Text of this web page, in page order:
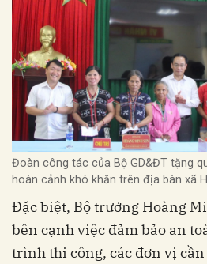
Đoàn công tác của Bộ GD&ĐT tặng
hoàn cảnh khó khăn trên địa bàn xã
Đặc biệt, Bộ trưởng Hoàng
bên cạnh việc đảm bảo an
trình thi công, các đơn vị